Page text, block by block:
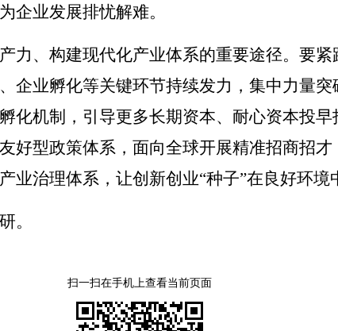
企业发展排忧解难。
力、构建现代化产业体系的重要途径。要
企业孵化等关键环节持续发力，集中力量
化机制，引导更多长期资本、耐心资本投
好型政策体系，面向全球开展精准招商招
治理体系，让创新创业“种子”在良好环境
。
扫一扫在手机上查看当前页面